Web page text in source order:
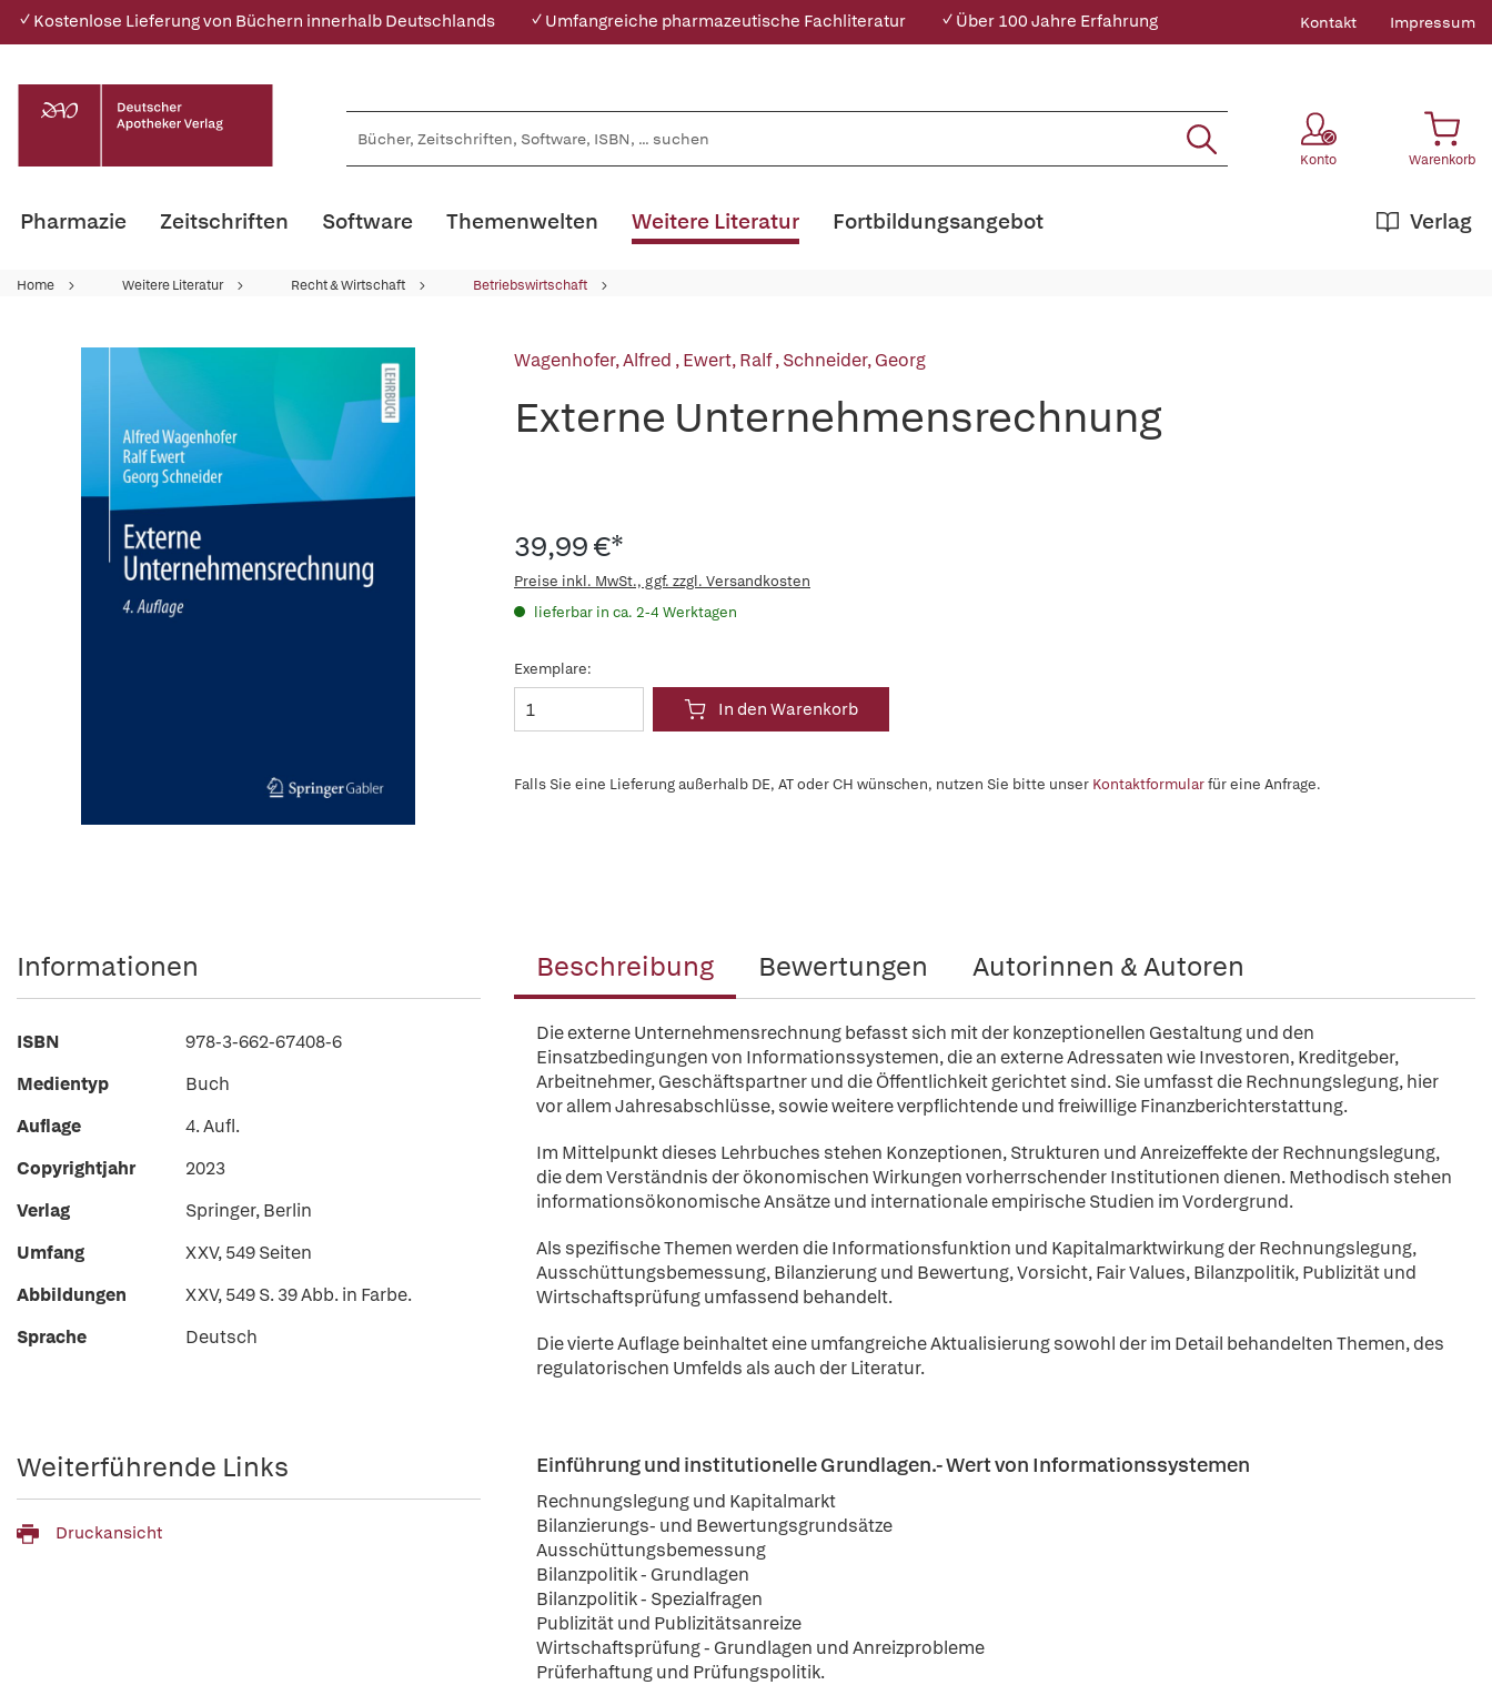
✓ Kostenlose Lieferung von Büchern innerhalb Deutschlands ✓ Umfangreiche pharmazeutische Fachliteratur ✓ Über 100 Jahre Erfahrung Kontakt Impressum
Konto Warenkorb
Pharmazie Zeitschriften Software Themenwelten Weitere Literatur Verlag
Fortbildungsangebot
Home Weitere Literatur Recht & Wirtschaft Betriebswirtschaft
Wagenhofer, Alfred ,Ewert, Ralf,Schneider, Georg
Externe Unternehmensrechnung
39,99 €*
Preise inkl. MwSt., ggf. zzgl. Versandkosten
lieferbar in ca. 2-4 Werktagen
Exemplare:
In den Warenkorb
Falls Sie eine Lieferung außerhalb DE, AT oder CH wünschen, nutzen Sie bitte unser Kontaktformularfür eine Anfrage.
Beschreibung Bewertungen Autorinnen & Autoren
Die externe Unternehmensrechnung befasst sich mit der konzeptionellen Gestaltung und den
Einsatzbedingungen von Informationssystemen, die an externe Adressaten wie Investoren, Kreditgeber,
Arbeitnehmer, Geschäftspartner und die Öffentlichkeit gerichtet sind. Sie umfasst die Rechnungslegung, hier
vor allem Jahresabschlüsse, sowie weitere verpflichtende und freiwillige Finanzberichterstattung.
Im Mittelpunkt dieses Lehrbuches stehen Konzeptionen, Strukturen und Anreizeffekte der Rechnungslegung,
die dem Verständnis der ökonomischen Wirkungen vorherrschender Institutionen dienen. Methodisch stehen
informationsökonomische Ansätze und internationale empirische Studien im Vordergrund.
Als spezifische Themen werden die Informationsfunktion und Kapitalmarktwirkung der Rechnungslegung,
Ausschüttungsbemessung, Bilanzierung und Bewertung, Vorsicht, Fair Values, Bilanzpolitik, Publizität und
Wirtschaftsprüfung umfassend behandelt.
Die vierte Auflage beinhaltet eine umfangreiche Aktualisierung sowohl der im Detail behandelten Themen, des
regulatorischen Umfelds als auch der Literatur.
Einführung und institutionelle Grundlagen.- Wert von Informationssystemen
Rechnungslegung und Kapitalmarkt
Bilanzierungs- und Bewertungsgrundsätze
Ausschüttungsbemessung
Bilanzpolitik - Grundlagen
Bilanzpolitik - Spezialfragen
Publizität und Publizitätsanreize
Wirtschaftsprüfung - Grundlagen und Anreizprobleme
Prüferhaftung und Prüfungspolitik.
Informationen
ISBN
978-3-662-67408-6
Medientyp
Buch
Auflage
4. Aufl.
Copyrightjahr
2023
Verlag
Springer, Berlin
Umfang
XXV, 549 Seiten
Abbildungen
XXV, 549 S. 39 Abb. in Farbe.
Sprache
Deutsch
Weiterführende Links
Druckansicht